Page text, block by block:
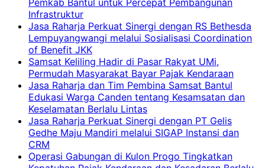
Pemkab Bantul untuk Percepat Pembangunan
Infrastruktur
Jasa Raharja Perkuat Sinergi dengan RS Bethesda
Lempuyangwangi melalui Sosialisasi Coordination
of Benefit JKK
Samsat Keliling Hadir di Pasar Rakyat UMi,
Permudah Masyarakat Bayar Pajak Kendaraan
Jasa Raharja dan Tim Pembina Samsat Bantul
Edukasi Warga Canden tentang Kesamsatan dan
Keselamatan Berlalu Lintas
Jasa Raharja Perkuat Sinergi dengan PT Gelis
Gedhe Maju Mandiri melalui SIGAP Instansi dan
CRM
Operasi Gabungan di Kulon Progo Tingkatkan